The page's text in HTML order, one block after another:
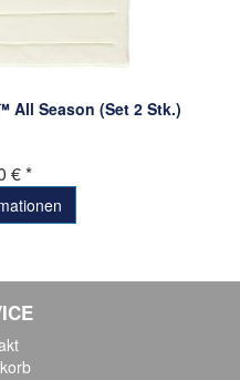
All Season (Set 2 Stk.)
€ *